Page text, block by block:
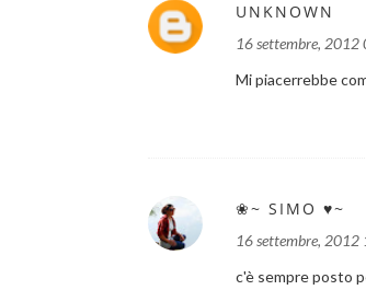
UNKNOWN
16 settembre, 2012
Mi piacerrebbe
❀~ SIMO ♥~
16 settembre, 2012
c'è sempre posto